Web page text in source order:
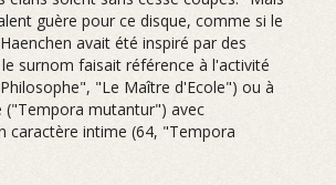
guère pour ce disque, comme si le
avait été inspiré par des
surnom faisait référence à l'activité
"Le Maître d'Ecole") ou à
("Tempora mutantur") avec
caractère intime (64, "Tempora